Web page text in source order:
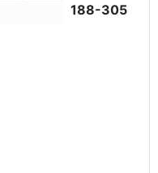
188-305